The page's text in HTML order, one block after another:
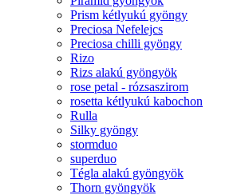
Prism kétlyukú gyöngy
Preciosa Nefelejcs
Preciosa chilli gyöngy
Rizo
Rizs alakú gyöngyök
rose petal - rózsaszirom
rosetta kétlyukú kabochon
Rulla
Silky gyöngy
stormduo
superduo
Tégla alakú gyöngyök
Thorn gyöngyök